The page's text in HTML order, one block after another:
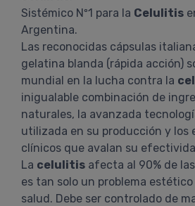
Sistémico Nº1 para la Celulitis
Argentina.
Las reconocidas cápsulas
gelatina blanda (rápida acción)
mundial en la lucha contra la
inigualable combinación de
naturales, la avanzada
utilizada en su producción y los
clínicos que avalan su
La celulitis afecta al 90% de
es tan solo un problema
salud. Debe ser controlado de